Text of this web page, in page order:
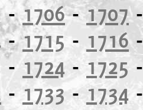
-1706-1707
-1715 - 1716
- 1724-1725
- 1733- 1734